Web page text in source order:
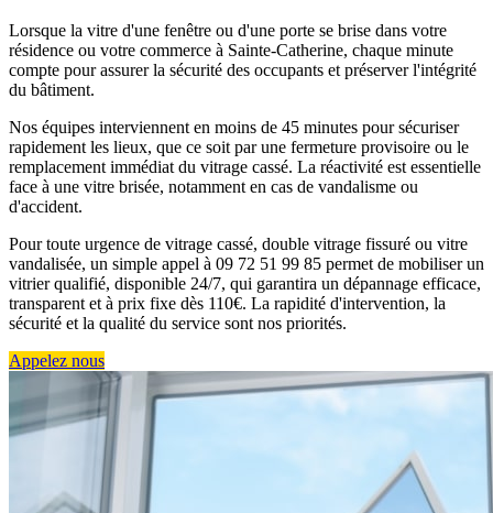
Lorsque la vitre d'une fenêtre ou d'une porte se brise dans votre
résidence ou votre commerce à Sainte-Catherine, chaque minute
compte pour assurer la sécurité des occupants et préserver l'intégrité
du bâtiment.
Nos équipes interviennent en moins de 45 minutes pour sécuriser
rapidement les lieux, que ce soit par une fermeture provisoire ou le
remplacement immédiat du vitrage cassé. La réactivité est essentielle
face à une vitre brisée, notamment en cas de vandalisme ou
d'accident.
Pour toute urgence de vitrage cassé, double vitrage fissuré ou vitre
vandalisée, un simple appel à 09 72 51 99 85 permet de mobiliser un
vitrier qualifié, disponible 24/7, qui garantira un dépannage efficace,
transparent et à prix fixe dès 110€. La rapidité d'intervention, la
sécurité et la qualité du service sont nos priorités.
Appelez nous